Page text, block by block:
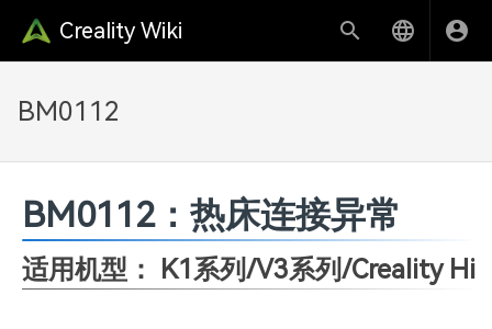
Creality Wiki
BM0112
BM0112：热床连接异常
适用机型： K1系列/V3系列/Creality Hi